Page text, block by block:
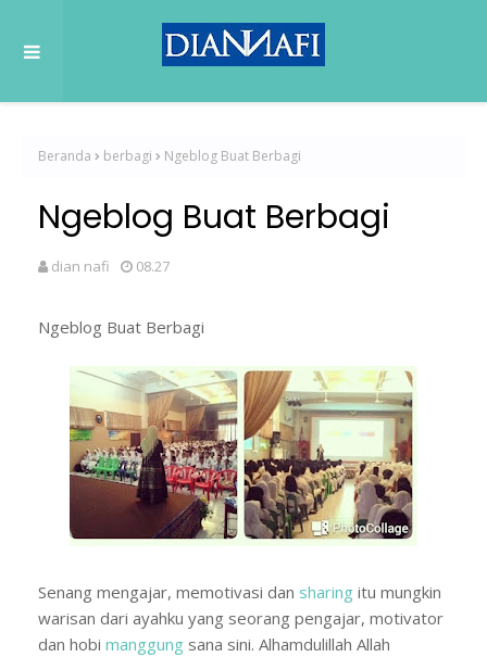
Beranda berbagi Ngeblog Buat Berbagi
Ngeblog Buat Berbagi
dian nafi 08.27
Ngeblog Buat Berbagi
Senang mengajar, memotivasi dan sharing itu mungkin
warisan dari ayahku yang seorang pengajar, motivator
dan hobi manggung sana sini. Alhamdulillah Allah